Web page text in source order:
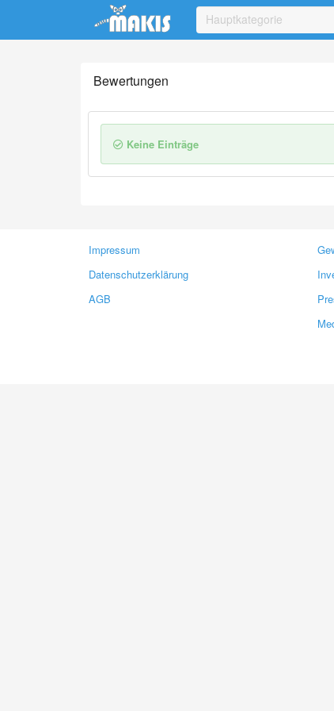
Update cookies preferences
Hauptkategorie
Bewertungen
Keine Einträge
Impressum
Datenschutzerklärung
AGB